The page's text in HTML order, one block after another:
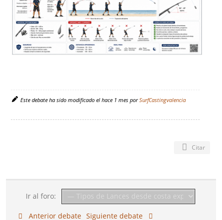
Este debate ha sido modificado el hace 1 mes porSurfCastingvalencia
Citar
Ir al foro:
Anterior debate Siguiente debate